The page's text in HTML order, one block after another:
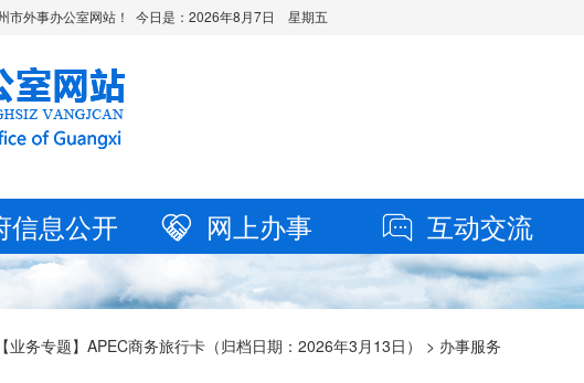
市外事办公室网站！ 今日是： 2026年8月7日 星期五
信息公开 网上办事 互动交流
【业务专题】APEC商务旅行卡（归档日期：2026年3月13日） > 办事服务